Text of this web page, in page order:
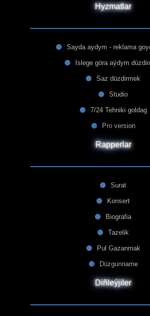
Hyzmatlar
Sayda aydym - reklama
Islege göra aýdym
Saz düzdirmek
Studio
7/24 Tehniki goldag
Pro version
Rapperlar
Surat
Konsert
Biografia
Tazelik
Pul Gazanmak
Düzgunname
Diñleýjiler